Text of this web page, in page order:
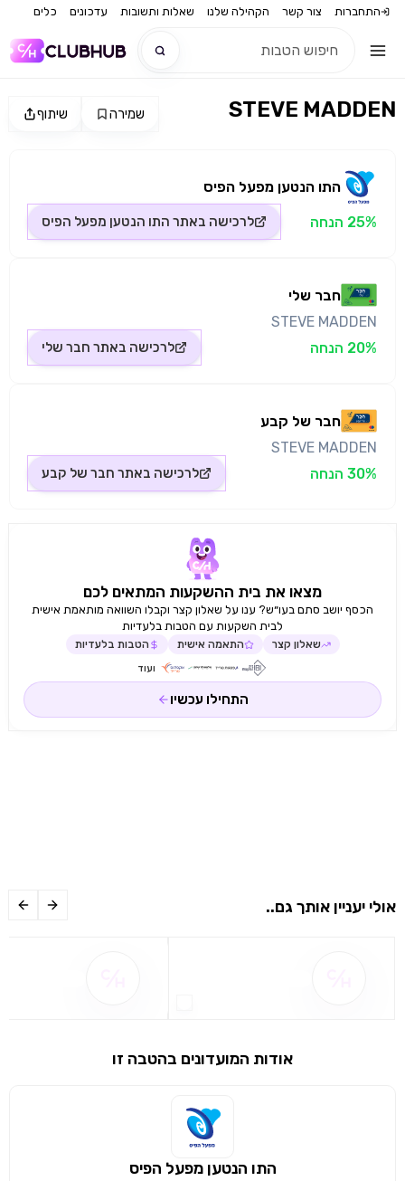
התחברות צור קשר הקהילה שלנו שאלות ותשובות עדכונים כלים
שיתוף
שימו לב!
מימוש הטבה זו ניתן רק לחברי
שיתוף שמירה STEVE MADDEN
התו הנטען מפעל הפיס
25% הנחה לרכישה באתר התו הנטען מפעל הפיס
חבר שלי
STEVE MADDEN
20% הנחה
לרכישה באתר חבר שלי
חבר של קבע
STEVE MADDEN
30% הנחה
לרכישה באתר חבר של קבע
מצאו את בית ההשקעות המתאים לכם
הכסף יושב סתם בעו״ש? ענו על שאלון קצר וקבלו השוואה מותאמת אישית
לבית השקעות עם הטבות בלעדיות
שאלון קצר התאמה אישית הטבות בלעדיות
ועוד
התחילו עכשיו
אולי יעניין אותך גם..
אודות המועדונים בהטבה זו
התו הנטען מפעל הפיס